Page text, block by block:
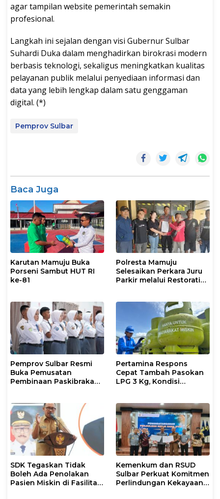
agar tampilan website pemerintah semakin
profesional.
Langkah ini sejalan dengan visi Gubernur Sulbar
Suhardi Duka dalam menghadirkan birokrasi modern
berbasis teknologi, sekaligus meningkatkan kualitas
pelayanan publik melalui penyediaan informasi dan
data yang lebih lengkap dalam satu genggaman
digital. (*)
Pemprov Sulbar
Baca Juga
Karutan Mamuju Buka
Porseni Sambut HUT RI
ke-81
Polresta Mamuju
Selesaikan Perkara Juru
Parkir melalui Restorative
Pemprov Sulbar Resmi
Buka Pemusatan
Pembinaan Paskibraka
Pertamina Respons
Cepat Tambah Pasokan
LPG 3 Kg, Kondisi
SDK Tegaskan Tidak
Boleh Ada Penolakan
Pasien Miskin di Fasilitas
Kemenkum dan RSUD
Sulbar Perkuat Komitmen
Perlindungan Kekayaan